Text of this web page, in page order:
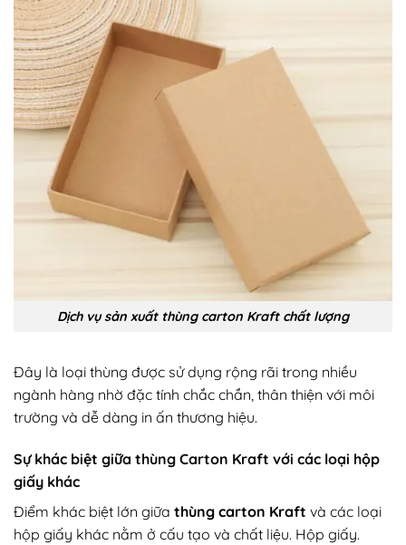
Dịch vụ sản xuất thùng carton Kraft chất lượng
Đây là loại thùng được sử dụng rộng rãi trong nhiều
ngành hàng nhờ đặc tính chắc chắn, thân thiện với môi
trường và dễ dàng in ấn thương hiệu.
Sự khác biệt giữa thùng Carton Kraft với các loại hộp
giấy khác
Điểm khác biệt lớn giữa thùng carton Kraft và các loại
hộp giấy khác nằm ở cấu tạo và chất liệu. Hộp giấy.